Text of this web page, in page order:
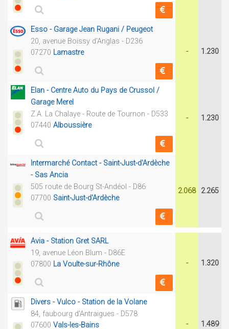
Esso - Garage Jean Rugani / Peugeot
20, avenue Boissy d'Anglas - D236
07270 Lamastre - 1.230
Elan - Centre Auto du Pays de Crussol /
Garage Merel
Z.A. La Chalaye - Route de Tournon - D533
07440 Alboussière
- 1.230
Intermarché Contact - Saint-Just-d'Ardèche
- Sas Ancia
505 route de Bourg St-Andéol - D86
07700 Saint-Just-d'Ardèche
2.068 2.265
Avia - Station Gret SARL
19, avenue Léon Blum - D86E
07800 La Voulte-sur-Rhône - 1.320
Divers - Vulco - Station de la Volane
84, faubourg d'Antraigues - D578
07600 Vals-les-Bains - 1.489